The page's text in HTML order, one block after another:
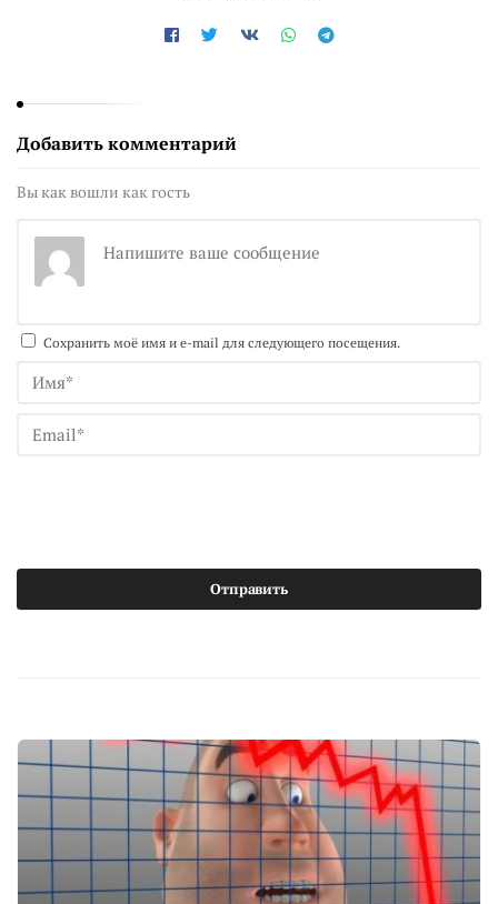
Добавить комментарий
Вы как вошли как гость
Сохранить моё имя и e-mail для следующего посещения.